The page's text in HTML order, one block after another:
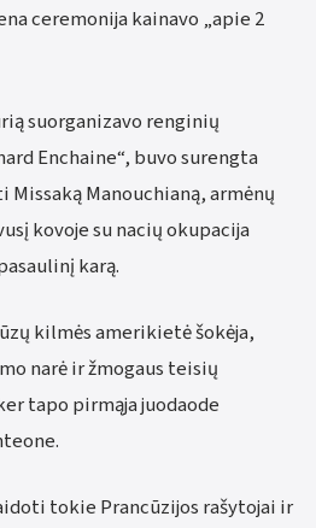
ceremonija kainavo „apie 2
suorganizavo renginių
Enchaine“, buvo surengta
Missaką Manouchianą, armėnų
kovoje su nacių okupacija
karą.
kilmės amerikietė šokėja,
narė ir žmogaus teisių
tapo pirmąja juodaode
tokie Prancūzijos rašytojai ir